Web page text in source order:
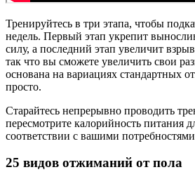
Тренируйтесь в три этапа, чтобы
недель. Первый этап укрепит
силу, а последний этап увеличит
так что вы сможете увеличить свои
основана на вариациях стандартных
просто.
Старайтесь непрерывно проводить
пересмотрите калорийность питания
соответствии с вашими
25 видов отжиманий от пола